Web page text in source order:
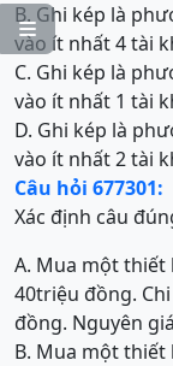

B. Ghi kép là
vào ít nhất 4 tài
C. Ghi kép là
vào ít nhất 1 tài
D. Ghi kép là
vào ít nhất 2 tài
Câu hỏi 677301:
Xác định câu
A. Mua một thiết
40triệu đồng. Chi
đồng. Nguyên
B. Mua một thiết